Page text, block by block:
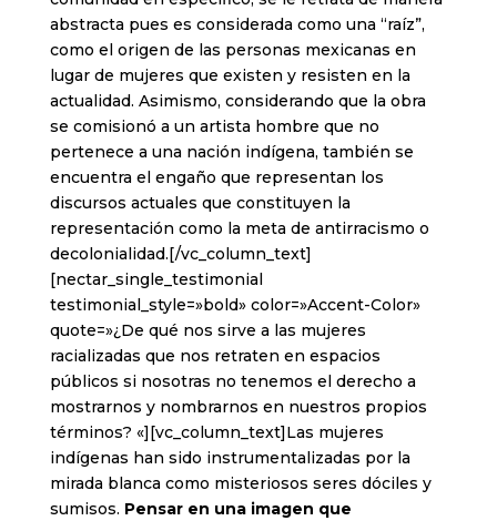
abstracta pues es considerada como una “raíz”,
como el origen de las personas mexicanas en
lugar de mujeres que existen y resisten en la
actualidad. Asimismo, considerando que la obra
se comisionó a un artista hombre que no
pertenece a una nación indígena, también se
encuentra el engaño que representan los
discursos actuales que constituyen la
representación como la meta de antirracismo o
decolonialidad.[/vc_column_text]
[nectar_single_testimonial
testimonial_style=»bold» color=»Accent-Color»
quote=»¿De qué nos sirve a las mujeres
racializadas que nos retraten en espacios
públicos si nosotras no tenemos el derecho a
mostrarnos y nombrarnos en nuestros propios
términos? «][vc_column_text]Las mujeres
indígenas han sido instrumentalizadas por la
mirada blanca como misteriosos seres dóciles y
sumisos. Pensar en una imagen que